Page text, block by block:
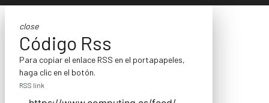
close
Código Rss
Para copiar el enlace RSS en el portapapeles,
haga clic en el botón.
RSS link